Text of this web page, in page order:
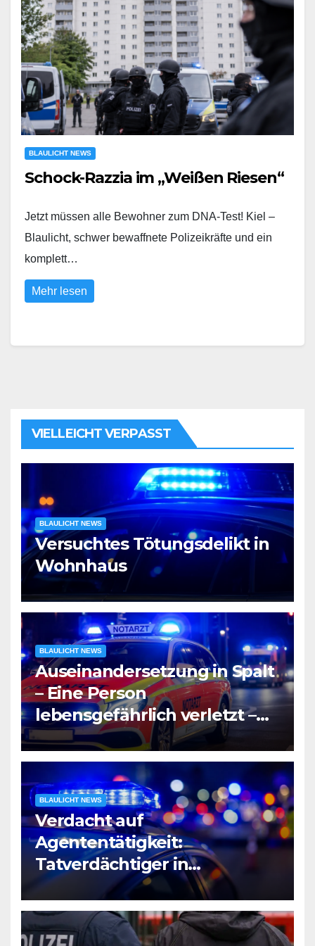
BLAULICHT NEWS
Schock-Razzia im „Weißen Riesen“
Jetzt müssen alle Bewohner zum DNA-Test! Kiel –
Blaulicht, schwer bewaffnete Polizeikräfte und ein
komplett…
Mehr lesen
VIELLEICHT VERPASST
BLAULICHT NEWS
Versuchtes Tötungsdelikt in
Wohnhaus
BLAULICHT NEWS
Auseinandersetzung in Spalt
– Eine Person
lebensgefährlich verletzt –
Zeugen gesucht
BLAULICHT NEWS
Verdacht auf
Agententätigkeit:
Tatverdächtiger in
Untersuchungshaft